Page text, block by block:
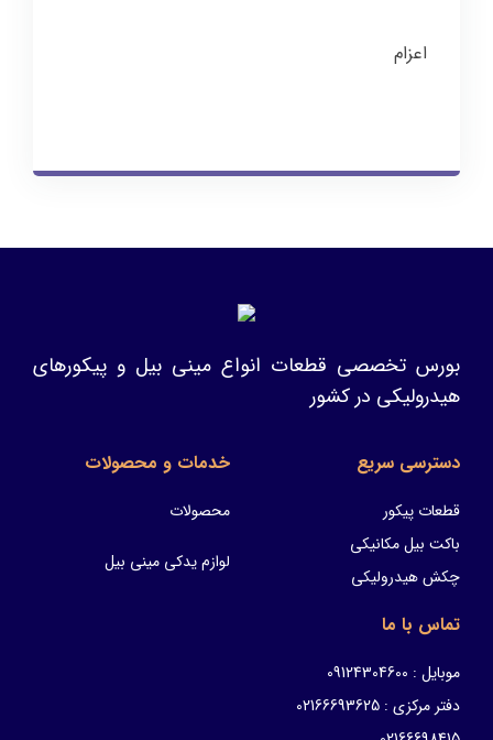
اعزام
بورس تخصصی قطعات انواع مینی بیل و پیکورهای
هیدرولیکی در کشور
دسترسی سریع
قطعات پیکور
باکت بیل مکانیکی
چکش هیدرولیکی
خدمات و محصولات
محصولات
لوازم یدکی مینی بیل
تماس با ما
موبایل : 09124304600
دفتر مرکزی : 02166693625